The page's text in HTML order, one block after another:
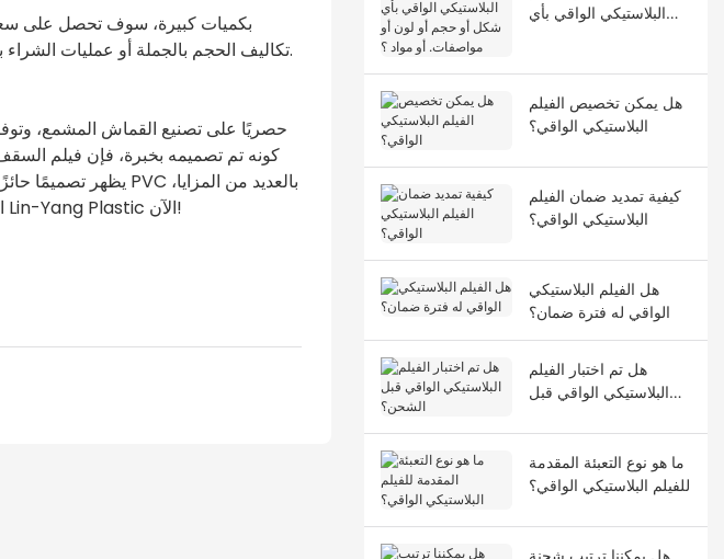
تكاليف الحجم بالجملة أو عمليات الشراء بالجملة على الموقع الإلكتروني ، يرجى الاتصال بدعم العملاء للحصول على عريضة خصم سهلة وسهلة.
المتين وعالي الجودة متوفر بجميع الألوان. اتصل بـ Lin-Yang Plastic الآن!
البلاستيكي الواقي بأي
هل يمكن تخصيص الفيلم
البلاستيكي الواقي؟
كيفية تمديد ضمان الفيلم
البلاستيكي الواقي؟
هل الفيلم البلاستيكي
الواقي له فترة ضمان؟
هل تم اختبار الفيلم
البلاستيكي الواقي قبل
ما هو نوع التعبئة المقدمة
للفيلم البلاستيكي الواقي؟
هل يمكننا ترتيب شحنة